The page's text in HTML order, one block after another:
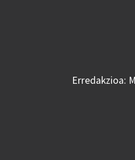
Erredakzioa: